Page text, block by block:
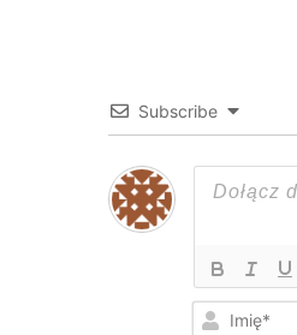
Subscribe